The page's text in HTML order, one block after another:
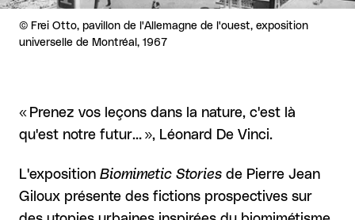
Droits réservés :
© Frei Otto, pavillon de l'Allemagne de l'ouest, exposition
universelle de Montréal, 1967
« Prenez vos leçons dans la nature, c'est là
qu'est notre futur… », Léonard De Vinci.
L'exposition Biomimetic Stories de Pierre Jean
Giloux présente des fictions prospectives sur